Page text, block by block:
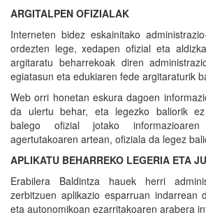
ARGITALPEN OFIZIALAK
Interneten bidez eskainitako
ordezten lege, xedapen ofizial eta
argitaratu beharrekoak diren
egiatasun eta edukiaren fede argitaraturik
Web orri honetan eskura dagoen
da ulertu behar, eta legezko baliorik
balego ofizial jotako
agertutakoaren artean, ofiziala da legez
APLIKATU BEHARREKO LEGERIA ETA
Erabilera Baldintza hauek herri
zerbitzuen aplikazio esparruan indarrean
eta autonomikoan ezarritakoaren arabera